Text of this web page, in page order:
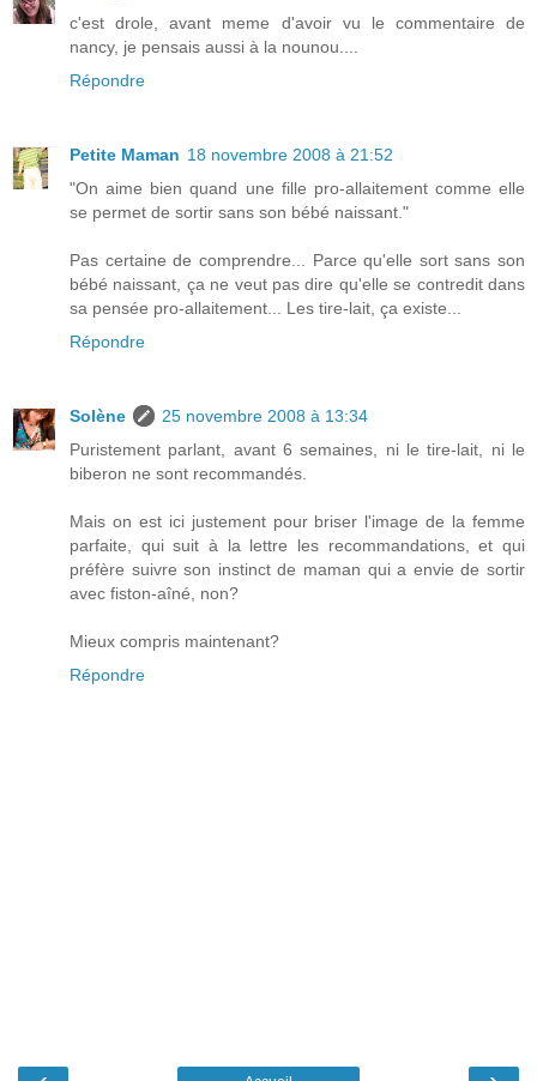
c'est drole, avant meme d'avoir vu le commentaire de
nancy, je pensais aussi à la nounou....
Répondre
Petite Maman 18 novembre 2008 à 21:52
"On aime bien quand une fille pro-allaitement comme elle
se permet de sortir sans son bébé naissant."
Pas certaine de comprendre... Parce qu'elle sort sans son
bébé naissant, ça ne veut pas dire qu'elle se contredit dans
sa pensée pro-allaitement... Les tire-lait, ça existe...
Répondre
Solène
25 novembre 2008 à 13:34
Puristement parlant, avant 6 semaines, ni le tire-lait, ni le
biberon ne sont recommandés.
Mais on est ici justement pour briser l'image de la femme
parfaite, qui suit à la lettre les recommandations, et qui
préfère suivre son instinct de maman qui a envie de sortir
avec fiston-aîné, non?
Mieux compris maintenant?
Répondre